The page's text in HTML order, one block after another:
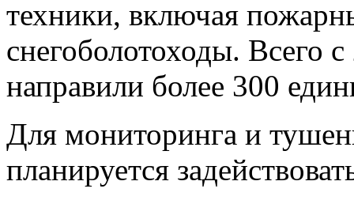
техники, включая
снегоболотоходы. Всего
направили более 300
Для мониторинга и
планируется